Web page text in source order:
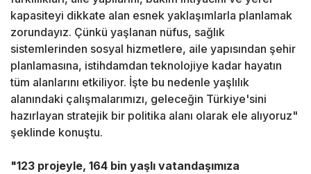
kapasiteyi dikkate alan esnek yaklaşımlarla planlamak
zorundayız. Çünkü yaşlanan nüfus, sağlık
sistemlerinden sosyal hizmetlere, aile yapısından şehir
planlamasına, istihdamdan teknolojiye kadar hayatın
tüm alanlarını etkiliyor. İşte bu nedenle yaşlılık
alanındaki çalışmalarımızı, geleceğin Türkiye'sini
hazırlayan stratejik bir politika alanı olarak ele alıyoruz"
şeklinde konuştu.
"123 projeyle, 164 bin yaşlı vatandaşımıza